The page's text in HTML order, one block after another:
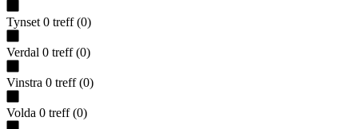
Tynset 0 treff (0)
Verdal 0 treff (0)
Vinstra 0 treff (0)
Volda 0 treff (0)